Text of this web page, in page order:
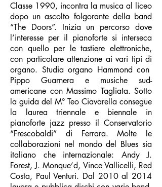
Classe 1990, incontra la musica al liceo
dopo un ascolto folgorante della band
“The Doors”. Inizia un percorso dove
l’interesse per il pianoforte si interseca
con quello per le tastiere elettroniche,
con particolare attenzione ai vari tipi di
organo. Studia organo Hammond con
Pippo Guarnera e musiche sud-
americane con Massimo Tagliata. Sotto
la guida del M° Teo Ciavarella consegue
la laurea triennale e biennale in
pianoforte jazz presso il Conservatorio
“Frescobaldi” di Ferrara. Molte le
collaborazioni nel mondo del Blues sia
italiano che internazionale: Andy J.
Forest, J. Monque’d, Vince Vallicelli, Red
Costa, Paul Venturi. Dal 2010 al 2014